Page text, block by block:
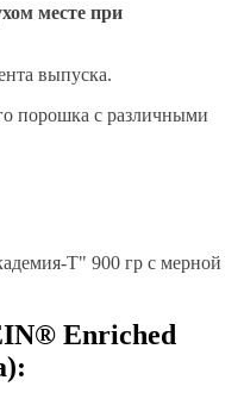
месте при
выпуска.
порошка с различными
Т" 900 гр с мерной
Enriched